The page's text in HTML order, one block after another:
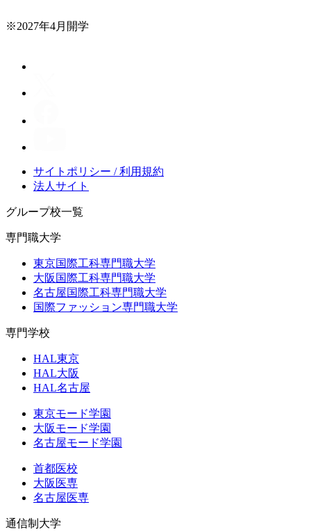
※2027年4月開学
サイトポリシー / 利用規約
法人サイト
グループ校一覧
専門職大学
東京国際工科専門職大学
大阪国際工科専門職大学
名古屋国際工科専門職大学
国際ファッション専門職大学
専門学校
HAL東京
HAL大阪
HAL名古屋
東京モード学園
大阪モード学園
名古屋モード学園
首都医校
大阪医専
名古屋医専
通信制大学